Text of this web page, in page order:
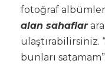
fotoğraf
alan sahaflar
ulaştırabilirsiniz.
bunları